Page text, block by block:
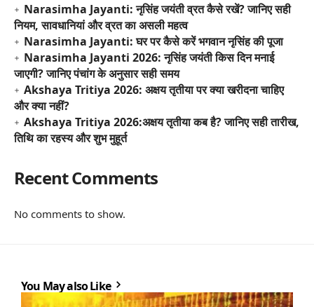
Narasimha Jayanti: नृसिंह जयंती व्रत कैसे रखें? जानिए सही
नियम, सावधानियां और व्रत का असली महत्व
Narasimha Jayanti: घर पर कैसे करें भगवान नृसिंह की पूजा
Narasimha Jayanti 2026: नृसिंह जयंती किस दिन मनाई
जाएगी? जानिए पंचांग के अनुसार सही समय
Akshaya Tritiya 2026: अक्षय तृतीया पर क्या खरीदना चाहिए
और क्या नहीं?
Akshaya Tritiya 2026:अक्षय तृतीया कब है? जानिए सही तारीख,
तिथि का रहस्य और शुभ मुहूर्त
Recent Comments
No comments to show.
You May also Like